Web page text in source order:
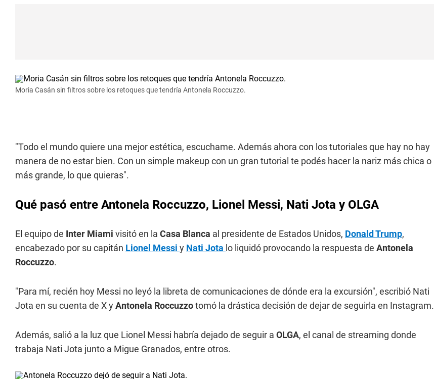
Moria Casán sin filtros sobre los retoques que tendría Antonela Roccuzzo.
"Todo el mundo quiere una mejor estética, escuchame. Además ahora con los tutoriales que hay no hay
manera de no estar bien. Con un simple makeup con un gran tutorial te podés hacer la nariz más chica o
más grande, lo que quieras".
Qué pasó entre Antonela Roccuzzo, Lionel Messi, Nati Jota y OLGA
El equipo de Inter Miami visitó en la Casa Blanca al presidente de Estados Unidos, Donald Trump,
encabezado por su capitán Lionel Messi y Nati Jota lo liquidó provocando la respuesta de Antonela
Roccuzzo.
"Para mí, recién hoy Messi no leyó la libreta de comunicaciones de dónde era la excursión", escribió Nati
Jota en su cuenta de X yAntonela Roccuzzotomó la drástica decisión de dejar de seguirla en Instagram.
Además, salió a la luz que Lionel Messi habría dejado de seguir a OLGA, el canal de streaming donde
trabaja Nati Jota junto a Migue Granados, entre otros.